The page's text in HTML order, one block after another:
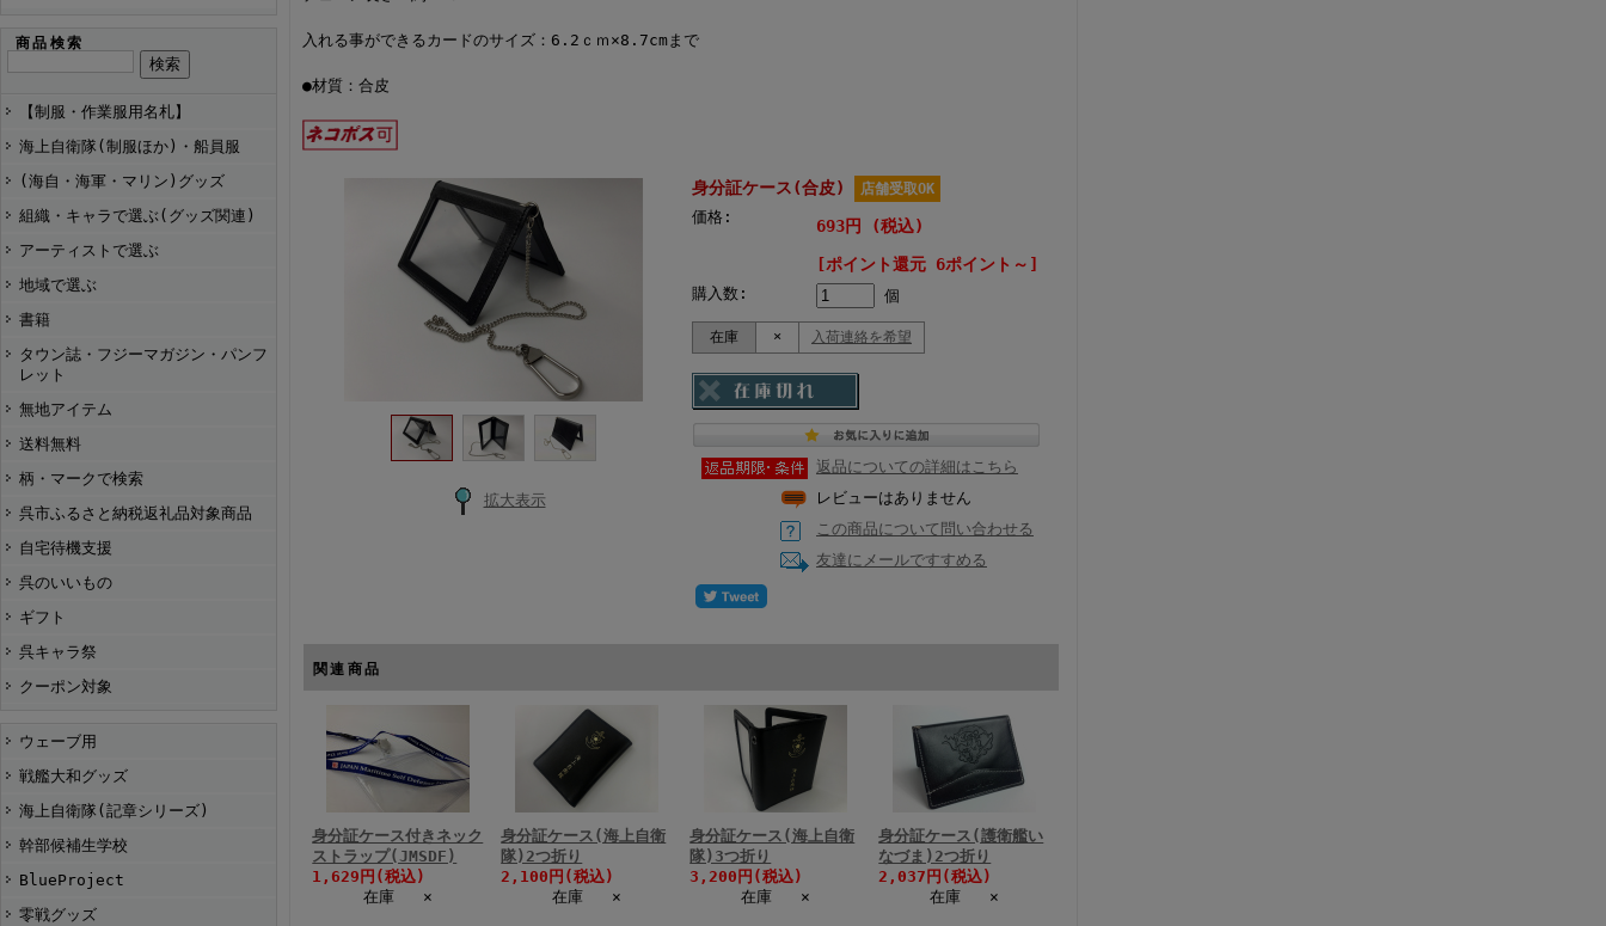
商品検索
【制服・作業服用名札】
海上自衛隊(制服ほか)・船員服
(海自・海軍・マリン)グッズ
組織・キャラで選ぶ(グッズ関連)
アーティストで選ぶ
地域で選ぶ
書籍
タウン誌・フジーマガジン・パンフ
レット
無地アイテム
送料無料
柄・マークで検索
呉市ふるさと納税返礼品対象商品
自宅待機支援
呉のいいもの
ギフト
呉キャラ祭
クーポン対象
ウェーブ用
戦艦大和グッズ
海上自衛隊(記章シリーズ)
幹部候補生学校
BlueProject
零戦グッズ
入れる事ができるカードのサイズ：6.2ｃｍ×8.7cmまで
●材質：合皮
拡大表示
身分証ケース(合皮) 店舗受取OK
価格:
693円 (税込)
[ポイント還元 6ポイント～]
購入数: 個
在庫 × 入荷連絡を希望
返品についての詳細はこちら
レビューはありません
この商品について問い合わせる
友達にメールですすめる
関連商品
身分証ケース付きネック
ストラップ(JMSDF)
1,629円(税込)
在庫 ×
身分証ケース(海上自衛
隊)2つ折り
2,100円(税込)
在庫 ×
身分証ケース(海上自衛
隊)3つ折り
3,200円(税込)
在庫 ×
身分証ケース(護衛艦い
なづま)2つ折り
2,037円(税込)
在庫 ×